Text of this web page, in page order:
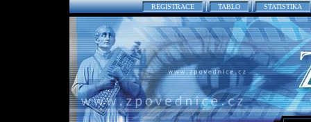
REGISTRACE TABLO STATISTIKA